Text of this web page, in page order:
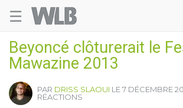
☰
Beyoncé clôturerait le
Mawazine 2013
PAR DRISS SLAOUI LE 7 DÉCEMBRE
RÉACTIONS